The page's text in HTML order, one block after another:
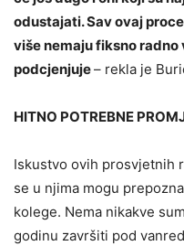
odustajati. Sav ovaj
više nemaju fiksno
podcjenjuje– rekla je
HITNO POTREBNE
Iskustvo ovih prosvjetnih
se u njima mogu
kolege. Nema nikakve
godinu završiti pod